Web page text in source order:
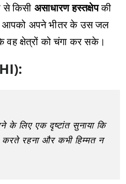
किसी असाधारण हस्तक्षेपकी
आपको अपने भीतर के उस जल
वह क्षेत्रों को चंगा कर सके।
के लिए एक दृष्टांत सुनाया कि
करते रहना और कभी हिम्मत न